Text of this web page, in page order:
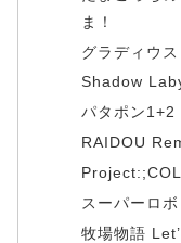
ま！
グラディウ
Shadow
パタポン1+2
RAIDOU
スーパーロ
牧場物語